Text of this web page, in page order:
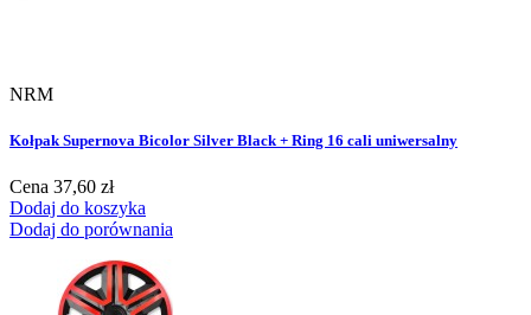
NRM
Kołpak Supernova Bicolor Silver Black + Ring 16 cali uniwersalny
Cena 37,60 zł
Dodaj do koszyka
Dodaj do porównania